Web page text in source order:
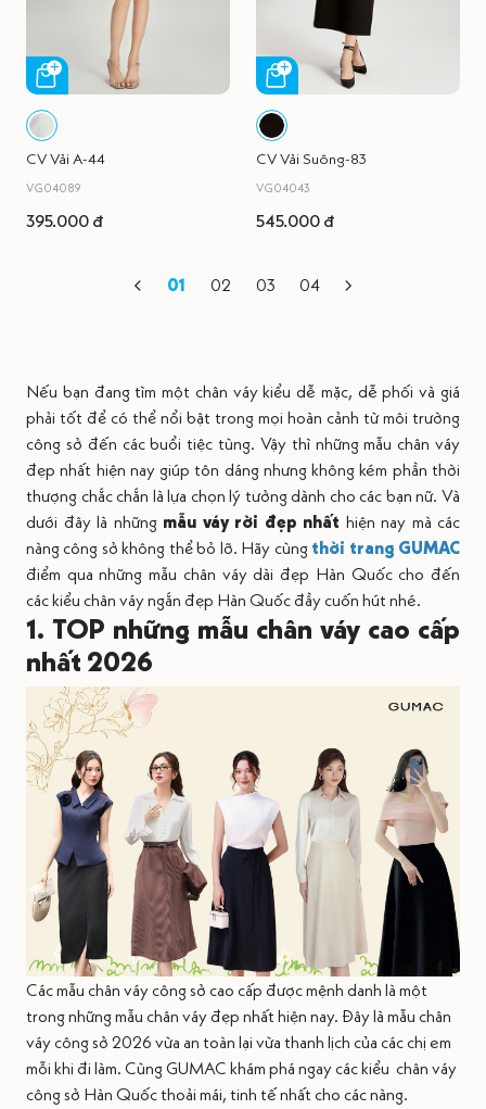
CV Vải A-44
VG04089
395.000 đ
CV Vải Suông-83
VG04043
545.000 đ
01 02 03 04
Nếu bạn đang tìm một chân váy kiểu dễ mặc, dễ phối và giá
phải tốt để có thể nổi bật trong mọi hoàn cảnh từ môi trường
công sở đến các buổi tiệc tùng. Vậy thì những mẫu chân váy
đẹp nhất hiện nay giúp tôn dáng nhưng không kém phần thời
thượng chắc chắn là lựa chọn lý tưởng dành cho các bạn nữ. Và
dưới đây là những mẫu váy rời đẹp nhất hiện nay mà các
nàng công sở không thể bỏ lỡ. Hãy cùng thời trang GUMAC
điểm qua những mẫu chân váy dài đẹp Hàn Quốc cho đến
các kiểu chân váy ngắn đẹp Hàn Quốc đầy cuốn hút nhé.
1. TOP những mẫu chân váy cao cấp
nhất 2026
Các mẫu chân váy công sở cao cấp được mệnh danh là một
trong những mẫu chân váy đẹp nhất hiện nay. Đây là mẫu chân
váy công sở 2026 vừa an toàn lại vừa thanh lịch của các chị em
mỗi khi đi làm. Cùng GUMAC khám phá ngay các kiểu chân váy
công sở Hàn Quốc thoải mái, tinh tế nhất cho các nàng.